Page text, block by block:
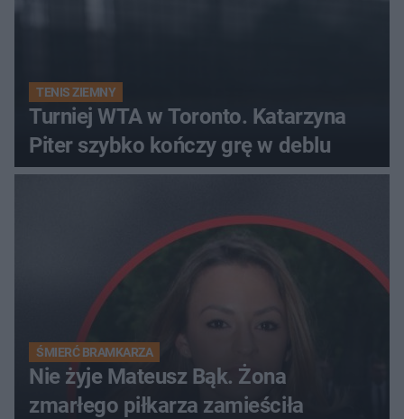
TENIS ZIEMNY
Turniej WTA w Toronto. Katarzyna
Piter szybko kończy grę w deblu
ŚMIERĆ BRAMKARZA
Nie żyje Mateusz Bąk. Żona
zmarłego piłkarza zamieściła